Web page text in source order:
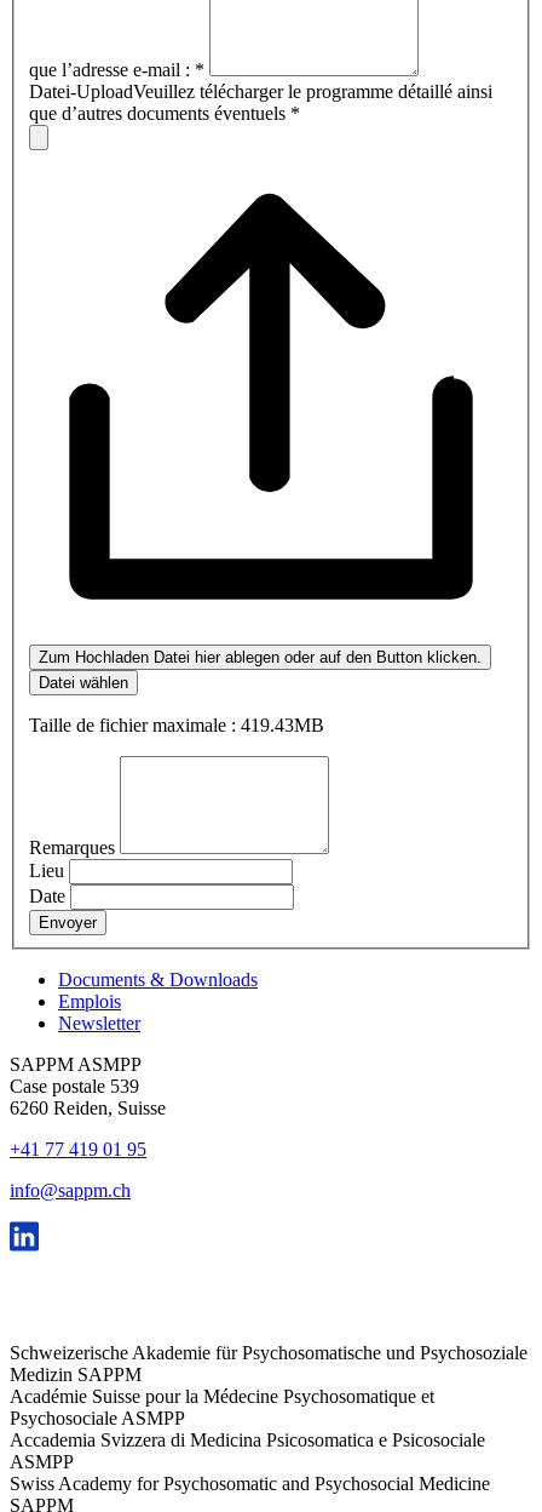
que l’adresse e-mail : *
Datei-UploadVeuillez télécharger le programme détaillé ainsi
que d’autres documents éventuels *
Zum Hochladen Datei hier ablegen oder auf den Button klicken.
Datei wählen
Taille de fichier maximale : 419.43MB
Remarques
Lieu
Date
Envoyer
Documents & Downloads
Emplois
Newsletter
SAPPM ASMPP
Case postale 539
6260 Reiden, Suisse
+41 77 419 01 95
info@sappm.ch
Schweizerische Akademie für Psychosomatische und Psychosoziale
Medizin SAPPM
Académie Suisse pour la Médecine Psychosomatique et
Psychosociale ASMPP
Accademia Svizzera di Medicina Psicosomatica e Psicosociale
ASMPP
Swiss Academy for Psychosomatic and Psychosocial Medicine
SAPPM